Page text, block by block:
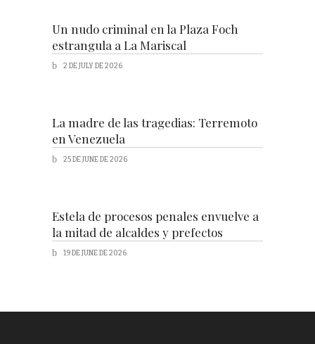
Un nudo criminal en la Plaza Foch
estrangula a La Mariscal
2 DE JULY DE 2026
La madre de las tragedias: Terremoto
en Venezuela
25 DE JUNE DE 2026
Estela de procesos penales envuelve a
la mitad de alcaldes y prefectos
19 DE JUNE DE 2026